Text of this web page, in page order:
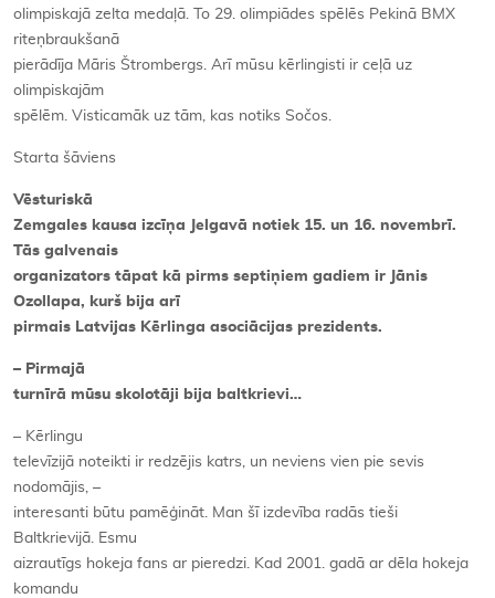
olimpiskajā zelta medaļā. To 29. olimpiādes spēlēs Pekinā BMX
riteņbraukšanā
pierādīja Māris Štrombergs. Arī mūsu kērlingisti ir ceļā uz
olimpiskajām
spēlēm. Visticamāk uz tām, kas notiks Sočos.
Starta šāviens
Vēsturiskā
Zemgales kausa izcīņa Jelgavā notiek 15. un 16. novembrī.
Tās galvenais
organizators tāpat kā pirms septiņiem gadiem ir Jānis
Ozollapa, kurš bija arī
pirmais Latvijas Kērlinga asociācijas prezidents.
– Pirmajā
turnīrā mūsu skolotāji bija baltkrievi…
– Kērlingu
televīzijā noteikti ir redzējis katrs, un neviens vien pie sevis
nodomājis, –
interesanti būtu pamēģināt. Man šī izdevība radās tieši
Baltkrievijā. Esmu
aizrautīgs hokeja fans ar pieredzi. Kad 2001. gadā ar dēla hokeja
komandu